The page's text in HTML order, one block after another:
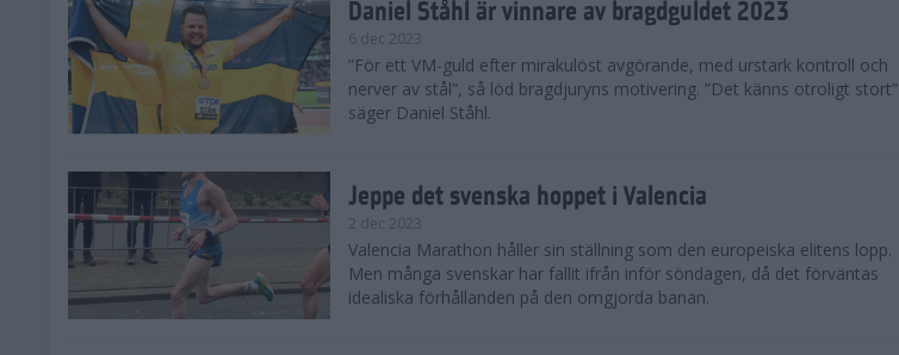
Daniel Ståhl är vinnare av bragdguldet 2023
6 dec 2023
”För ett VM-guld efter mirakulöst avgörande, med urstark kontroll och
nerver av stål”, så löd bragdjuryns motivering. ”Det känns otroligt stort”
säger Daniel Ståhl.
Jeppe det svenska hoppet i Valencia
2 dec 2023
Valencia Marathon håller sin ställning som den europeiska elitens lopp.
Men många svenskar har fallit ifrån inför söndagen, då det förväntas
idealiska förhållanden på den omgjorda banan.